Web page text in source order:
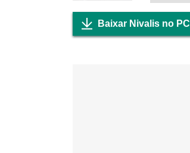
Baixar Nivalis no PC